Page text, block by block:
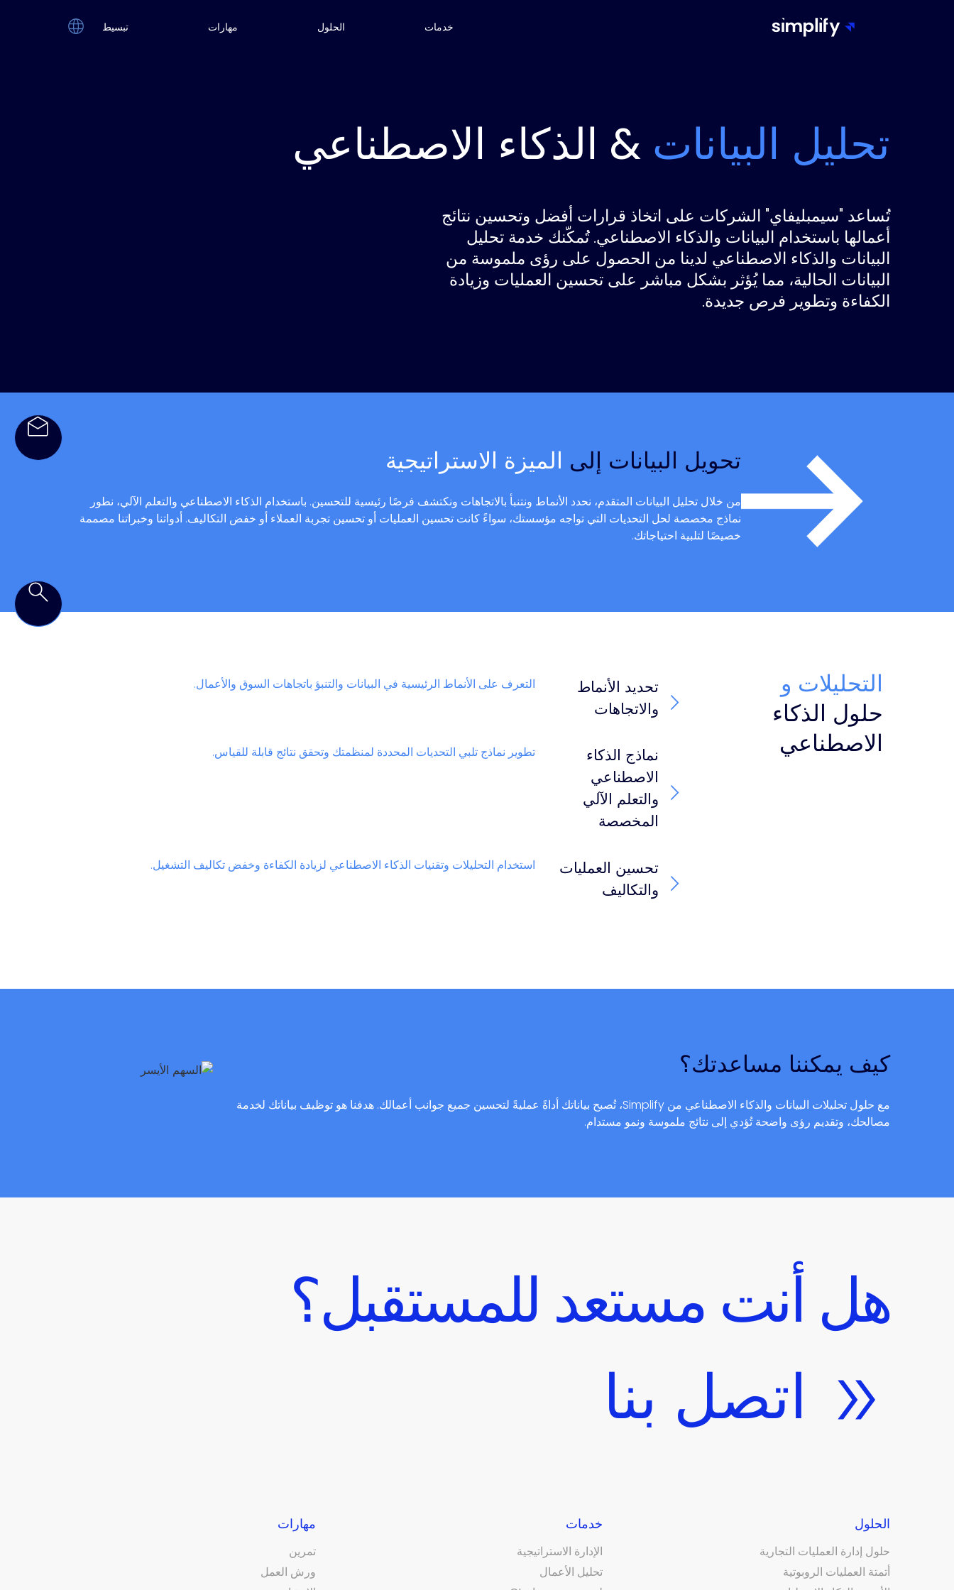
خدمات الحلول مهارات تبسيط
تحليل البيانات & الذكاء الاصطناعي
تُساعد "سيمبليفاي" الشركات على اتخاذ قرارات أفضل وتحسين نتائج
أعمالها باستخدام البيانات والذكاء الاصطناعي. تُمكّنك خدمة تحليل
البيانات والذكاء الاصطناعي لدينا من الحصول على رؤى ملموسة من
البيانات الحالية، مما يُؤثر بشكل مباشر على تحسين العمليات وزيادة
الكفاءة وتطوير فرص جديدة.
تحويل البيانات إلى الميزة الاستراتيجية
من خلال تحليل البيانات المتقدم، نحدد الأنماط ونتنبأ بالاتجاهات ونكتشف فرصًا رئيسية للتحسين. باستخدام الذكاء الاصطناعي والتعلم الآلي، نطور
نماذج مخصصة لحل التحديات التي تواجه مؤسستك، سواءً كانت تحسين العمليات أو تحسين تجربة العملاء أو خفض التكاليف. أدواتنا وخبراتنا مصممة
خصيصًا لتلبية احتياجاتك.
التحليلات و
حلول الذكاء
الاصطناعي
تحديد الأنماط
والاتجاهات
التعرف على الأنماط الرئيسية في البيانات والتنبؤ باتجاهات السوق والأعمال.
نماذج الذكاء
الاصطناعي
والتعلم الآلي
المخصصة
تطوير نماذج تلبي التحديات المحددة لمنظمتك وتحقق نتائج قابلة للقياس.
تحسين العمليات
والتكاليف
استخدام التحليلات وتقنيات الذكاء الاصطناعي لزيادة الكفاءة وخفض تكاليف التشغيل.
كيف يمكننا مساعدتك؟
مع حلول تحليلات البيانات والذكاء الاصطناعي من Simplify، تُصبح بياناتك أداةً عمليةً لتحسين جميع جوانب أعمالك. هدفنا هو توظيف بياناتك لخدمة
مصالحك، وتقديم رؤى واضحة تُؤدي إلى نتائج ملموسة ونمو مستدام.
هل أنت مستعد للمستقبل؟
اتصل بنا
الحلول
حلول إدارة العمليات التجارية
أتمتة العمليات الروبوتية
خدمات
الإدارة الاستراتيجية
تحليل الأعمال
مهارات
تمرين
ورش العمل